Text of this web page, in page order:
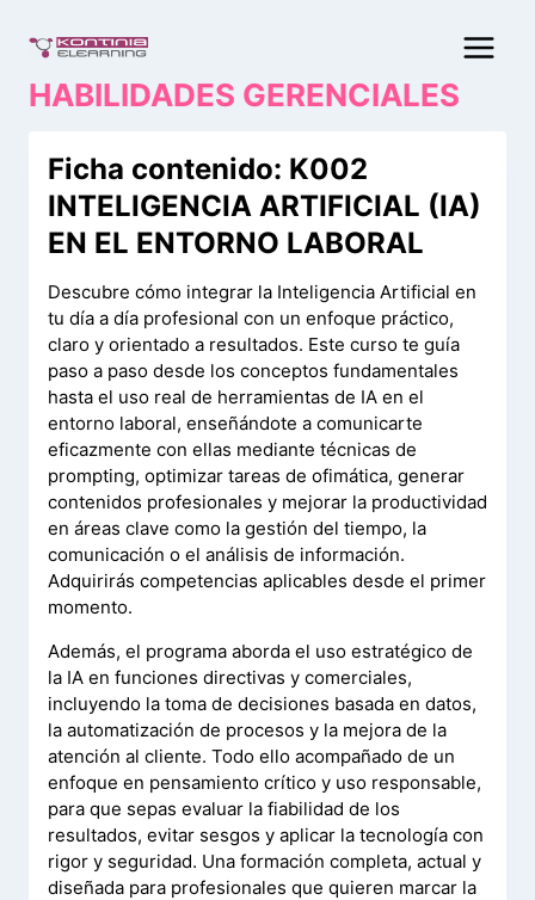
contenido
HABILIDADES GERENCIALES
Ficha contenido: K002
INTELIGENCIA ARTIFICIAL (IA)
EN EL ENTORNO LABORAL
Descubre cómo integrar la Inteligencia Artificial en
tu día a día profesional con un enfoque práctico,
claro y orientado a resultados. Este curso te guía
paso a paso desde los conceptos fundamentales
hasta el uso real de herramientas de IA en el
entorno laboral, enseñándote a comunicarte
eficazmente con ellas mediante técnicas de
prompting, optimizar tareas de ofimática, generar
contenidos profesionales y mejorar la productividad
en áreas clave como la gestión del tiempo, la
comunicación o el análisis de información.
Adquirirás competencias aplicables desde el primer
momento.
Además, el programa aborda el uso estratégico de
la IA en funciones directivas y comerciales,
incluyendo la toma de decisiones basada en datos,
la automatización de procesos y la mejora de la
atención al cliente. Todo ello acompañado de un
enfoque en pensamiento crítico y uso responsable,
para que sepas evaluar la fiabilidad de los
resultados, evitar sesgos y aplicar la tecnología con
rigor y seguridad. Una formación completa, actual y
diseñada para profesionales que quieren marcar la